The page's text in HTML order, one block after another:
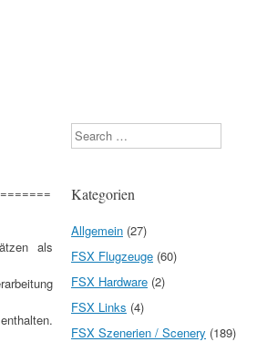
als
Search
Kategorien
Allgemein (27)
FSX Flugzeuge (60)
FSX Hardware (2)
FSX Links (4)
FSX Szenerien / Scenery (189)